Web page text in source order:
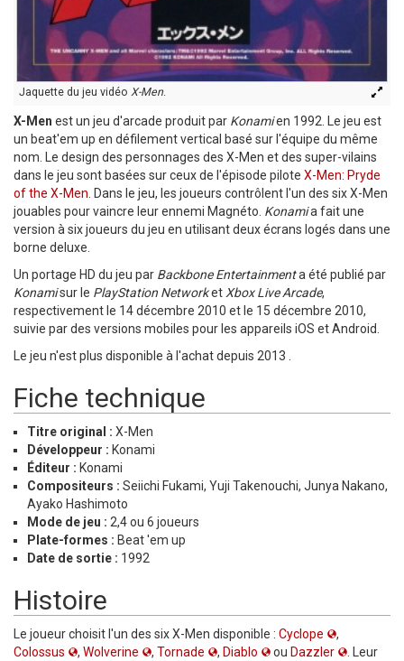
Jaquette du jeu vidéo X-Men.
X-Men est un jeu d'arcade produit par Konamien 1992. Le jeu est
un beat'em up en défilement vertical basé sur l'équipe du même
nom. Le design des personnages des X-Men et des super-vilains
dans le jeu sont basées sur ceux de l'épisode pilote X-Men: Pryde
of the X-Men. Dans le jeu, les joueurs contrôlent l'un des six X-Men
jouables pour vaincre leur ennemi Magnéto. Konamia fait une
version à six joueurs du jeu en utilisant deux écrans logés dans une
borne deluxe.
Un portage HD du jeu par Backbone Entertainmenta été publié par
Konamisur le PlayStation NetworketXbox Live Arcade,
respectivement le 14 décembre 2010 et le 15 décembre 2010,
suivie par des versions mobiles pour les appareils iOS et Android.
Le jeu n'est plus disponible à l'achat depuis 2013 .
Fiche technique
Titre original : X-Men
Développeur : Konami
Éditeur : Konami
Compositeurs : Seiichi Fukami, Yuji Takenouchi, Junya Nakano,
Ayako Hashimoto
Mode de jeu : 2,4 ou 6 joueurs
Plate-formes : Beat 'em up
Date de sortie : 1992
Histoire
Le joueur choisit l'un des six X-Men disponible : Cyclope
,
Colossus
, Wolverine , Tornade , Diablo ou Dazzler
. Leur